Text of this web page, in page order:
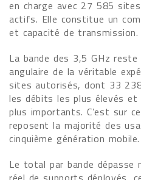
en charge avec 27 585
actifs. Elle constitue un
et capacité de transmission.
La bande des 3,5 GHz
angulaire de la véritable
sites autorisés, dont 33
les débits les plus élevés
plus importants. C’est sur
reposent la majorité des
cinquième génération mobile.
Le total par bande dépasse